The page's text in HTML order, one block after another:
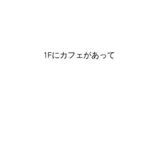
1Fにカフェがあって